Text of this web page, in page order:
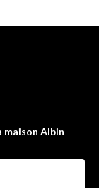
maison Albin